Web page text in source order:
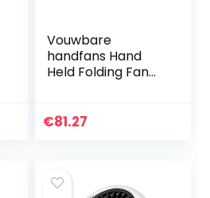
Vouwbare
handfans Hand
Held Folding Fan
Stuks/Veel White
€81.27